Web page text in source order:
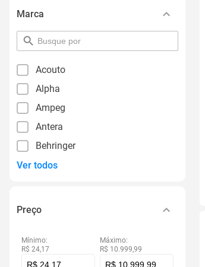
Marca
pesquisar
por
Acouto
Alpha
Ampeg
Antera
Behringer
Ver todos
Preço
Mínimo:
R$ 24,17
Máximo:
R$ 10.999,99